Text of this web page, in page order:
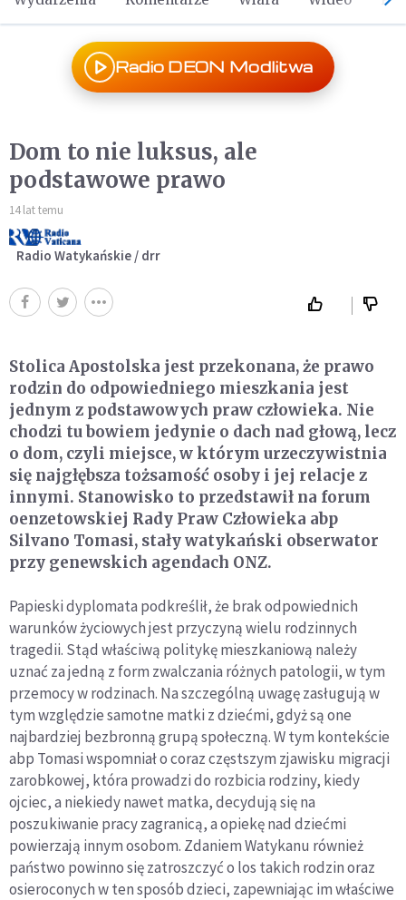
Radio DEON Modlitwa
Dom to nie luksus, ale
podstawowe prawo
14 lat temu
Radio Watykańskie / drr
Stolica Apostolska jest przekonana, że prawo
rodzin do odpowiedniego mieszkania jest
jednym z podstawowych praw człowieka. Nie
chodzi tu bowiem jedynie o dach nad głową, lecz
o dom, czyli miejsce, w którym urzeczywistnia
się najgłębsza tożsamość osoby i jej relacje z
innymi. Stanowisko to przedstawił na forum
oenzetowskiej Rady Praw Człowieka abp
Silvano Tomasi, stały watykański obserwator
przy genewskich agendach ONZ.
Papieski dyplomata podkreślił, że brak odpowiednich
warunków życiowych jest przyczyną wielu rodzinnych
tragedii. Stąd właściwą politykę mieszkaniową należy
uznać za jedną z form zwalczania różnych patologii, w tym
przemocy w rodzinach. Na szczególną uwagę zasługują w
tym względzie samotne matki z dziećmi, gdyż są one
najbardziej bezbronną grupą społeczną. W tym kontekście
abp Tomasi wspomniał o coraz częstszym zjawisku migracji
zarobkowej, która prowadzi do rozbicia rodziny, kiedy
ojciec, a niekiedy nawet matka, decydują się na
poszukiwanie pracy zagranicą, a opiekę nad dziećmi
powierzają innym osobom. Zdaniem Watykanu również
państwo powinno się zatroszczyć o los takich rodzin oraz
osieroconych w ten sposób dzieci, zapewniając im właściwe